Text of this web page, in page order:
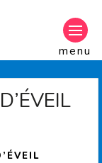
menu